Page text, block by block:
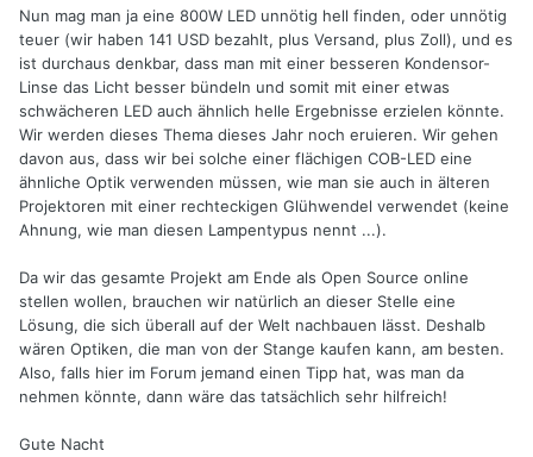
Nun mag man ja eine 800W LED unnötig hell finden, oder unnötig
teuer (wir haben 141 USD bezahlt, plus Versand, plus Zoll), und es
ist durchaus denkbar, dass man mit einer besseren Kondensor-
Linse das Licht besser bündeln und somit mit einer etwas
schwächeren LED auch ähnlich helle Ergebnisse erzielen könnte.
Wir werden dieses Thema dieses Jahr noch eruieren. Wir gehen
davon aus, dass wir bei solche einer flächigen COB-LED eine
ähnliche Optik verwenden müssen, wie man sie auch in älteren
Projektoren mit einer rechteckigen Glühwendel verwendet (keine
Ahnung, wie man diesen Lampentypus nennt ...).
Da wir das gesamte Projekt am Ende als Open Source online
stellen wollen, brauchen wir natürlich an dieser Stelle eine
Lösung, die sich überall auf der Welt nachbauen lässt. Deshalb
wären Optiken, die man von der Stange kaufen kann, am besten.
Also, falls hier im Forum jemand einen Tipp hat, was man da
nehmen könnte, dann wäre das tatsächlich sehr hilfreich!
Gute Nacht